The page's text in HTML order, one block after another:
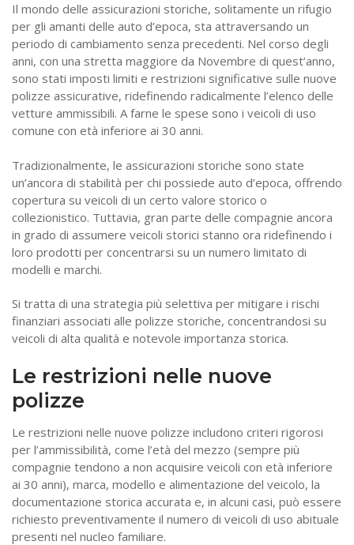
Il mondo delle assicurazioni storiche, solitamente un rifugio
per gli amanti delle auto d’epoca, sta attraversando un
periodo di cambiamento senza precedenti. Nel corso degli
anni, con una stretta maggiore da Novembre di quest’anno,
sono stati imposti limiti e restrizioni significative sulle nuove
polizze assicurative, ridefinendo radicalmente l’elenco delle
vetture ammissibili. A farne le spese sono i veicoli di uso
comune con età inferiore ai 30 anni.
Tradizionalmente, le assicurazioni storiche sono state
un’ancora di stabilità per chi possiede auto d’epoca, offrendo
copertura su veicoli di un certo valore storico o
collezionistico. Tuttavia, gran parte delle compagnie ancora
in grado di assumere veicoli storici stanno ora ridefinendo i
loro prodotti per concentrarsi su un numero limitato di
modelli e marchi.
Si tratta di una strategia più selettiva per mitigare i rischi
finanziari associati alle polizze storiche, concentrandosi su
veicoli di alta qualità e notevole importanza storica.
Le restrizioni nelle nuove
polizze
Le restrizioni nelle nuove polizze includono criteri rigorosi
per l’ammissibilità, come l’età del mezzo (sempre più
compagnie tendono a non acquisire veicoli con età inferiore
ai 30 anni), marca, modello e alimentazione del veicolo, la
documentazione storica accurata e, in alcuni casi, può essere
richiesto preventivamente il numero di veicoli di uso abituale
presenti nel nucleo familiare.